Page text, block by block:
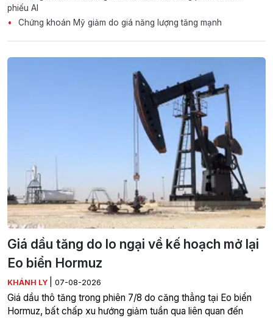
phiếu AI
Chứng khoán Mỹ giảm do giá năng lượng tăng mạnh
Giá dầu tăng do lo ngại về kế hoạch mở lại
Eo biển Hormuz
KHÁNH LY 07-08-2026
Giá dầu thô tăng trong phiên 7/8 do căng thẳng tại Eo biển
Hormuz, bất chấp xu hướng giảm tuần qua liên quan đến